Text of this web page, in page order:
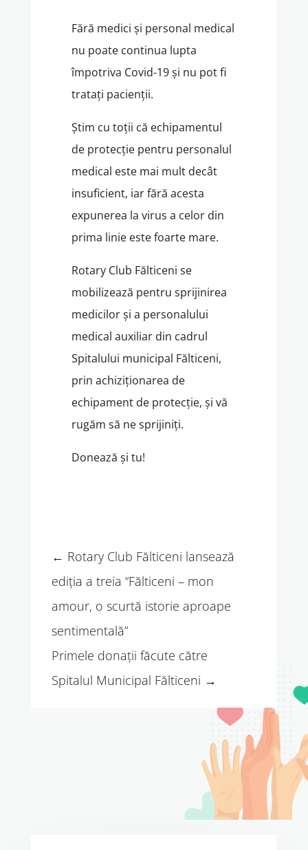
Fără medici și personal medical
nu poate continua lupta
împotriva Covid-19 și nu pot fi
tratați pacienții.
Știm cu toții că echipamentul
de protecție pentru personalul
medical este mai mult decât
insuficient, iar fără acesta
expunerea la virus a celor din
prima linie este foarte mare.
Rotary Club Fălticeni se
mobilizează pentru sprijinirea
medicilor și a personalului
medical auxiliar din cadrul
Spitalului municipal Fălticeni,
prin achiziționarea de
echipament de protecție, și vă
rugăm să ne sprijiniți.
Donează și tu!
← Rotary Club Fălticeni lansează
ediția a treia “Fălticeni – mon
amour, o scurtă istorie aproape
sentimentală”
Primele donații făcute către
Spitalul Municipal Fălticeni →